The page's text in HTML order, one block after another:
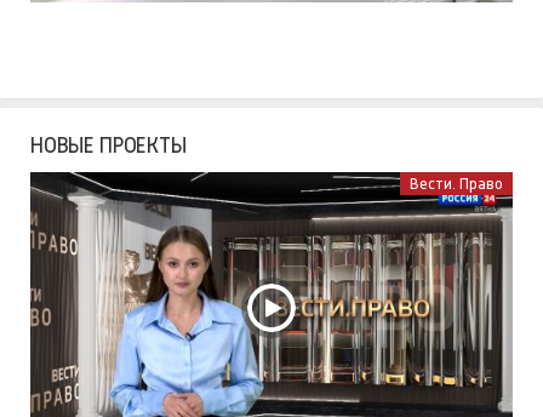
НОВЫЕ ПРОЕКТЫ
Вести. Право